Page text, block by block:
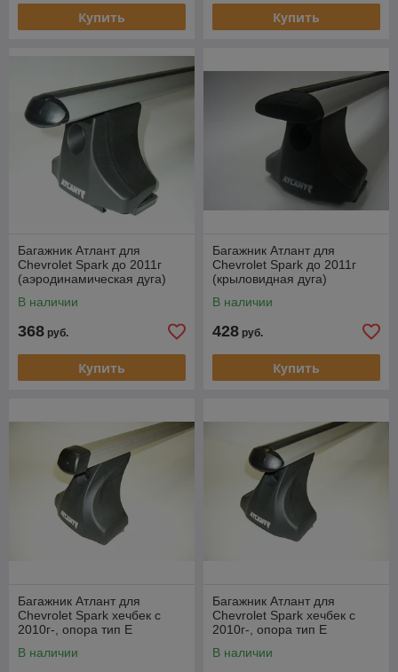
Купить Купить
Багажник Атлант для
Chevrolet Spark до 2011г
(аэродинамическая дуга)
В наличии
368 руб.
Купить
Багажник Атлант для
Chevrolet Spark до 2011г
(крыловидная дуга)
В наличии
428 руб.
Купить
Багажник Атлант для
Chevrolet Spark хечбек с
2010г-, опора тип Е
В наличии
Багажник Атлант для
Chevrolet Spark хечбек с
2010г-, опора тип Е
В наличии